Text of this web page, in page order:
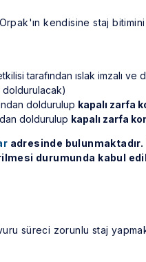
kendisine staj
tarafından ıslak imzalı ve
doldurulacak)
doldurulup kapalı zarfa
doldurulup kapalı zarfa
adresinde bulunmaktadır.
durumunda kabul
süreci zorunlu staj